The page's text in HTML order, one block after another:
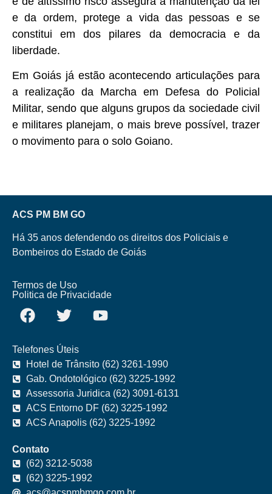
e da ordem, protege a vida das pessoas e se
constitui em dos pilares da democracia e da
liberdade.
Em Goiás já estão acontecendo articulações para
a realização da Marcha em Defesa do Policial
Militar, sendo que alguns grupos da sociedade civil
e militares planejam, o mais breve possível, trazer
o movimento para o solo Goiano.
ACS PM BM GO
Há 35 anos defendendo os direitos dos Policiais e
Bombeiros do Estado de Goiás
Termos de Uso
Politica de Privacidade
Telefones Úteis
Hotel de Trânsito (62) 3261-1990
Gab. Ondotológico (62) 3225-1992
Assessoria Juridica (62) 3091-6131
ACS Entorno DF (62) 3225-1992
ACS Anapolis (62) 3225-1992
Contato
(62) 3212-5038
(62) 3225-1992